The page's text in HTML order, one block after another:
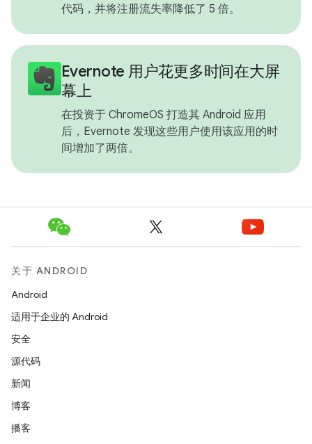
代码，并将注册流失率降低了 5 倍。
Evernote 用户花更多时间在大屏
幕上
在投资于 ChromeOS 打造其 Android 应用
后，Evernote 发现这些用户使用该应用的时
间增加了两倍。
关于 ANDROID
Android
适用于企业的 Android
安全
源代码
新闻
博客
播客